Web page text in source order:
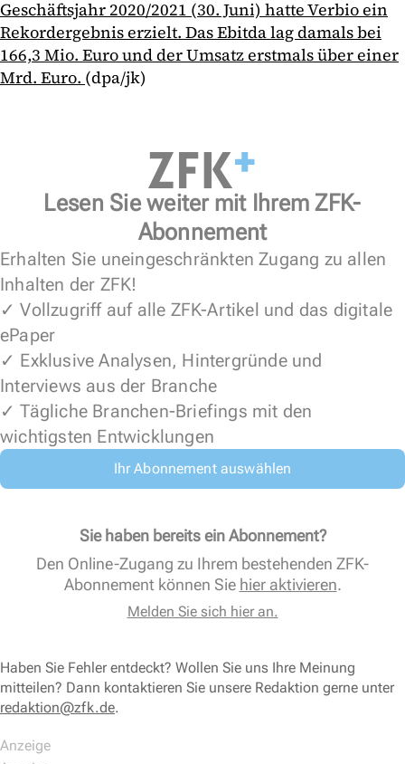
Geschäftsjahr 2020/2021 (30. Juni) hatte Verbio ein
Rekordergebnis erzielt. Das Ebitda lag damals bei
166,3 Mio. Euro und der Umsatz erstmals über einer
Mrd. Euro. (dpa/jk)
Lesen Sie weiter mit Ihrem ZFK-
Abonnement
Erhalten Sie uneingeschränkten Zugang zu allen
Inhalten der ZFK!
✓ Vollzugriff auf alle ZFK-Artikel und das digitale
ePaper
✓ Exklusive Analysen, Hintergründe und
Interviews aus der Branche
✓ Tägliche Branchen-Briefings mit den
wichtigsten Entwicklungen
Ihr Abonnement auswählen
Sie haben bereits ein Abonnement?
Den Online-Zugang zu Ihrem bestehenden ZFK-
Abonnement können Sie hier aktivieren.
Melden Sie sich hier an.
Haben Sie Fehler entdeckt? Wollen Sie uns Ihre Meinung
mitteilen? Dann kontaktieren Sie unsere Redaktion gerne unter
redaktion@zfk.de.